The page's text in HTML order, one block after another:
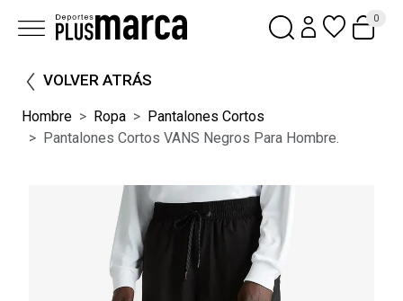
0
VOLVER ATRÁS
Hombre Ropa
Pantalones Cortos
Pantalones Cortos VANS Negros Para Hombre.